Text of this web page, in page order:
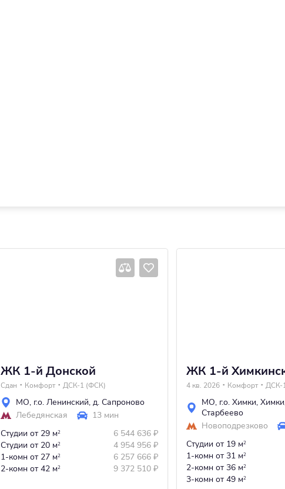
ЖК 1-й Донской
Сдан Комфорт ДСК-1 (ФСК)
МО, г.о. Ленинский, д. Сапроново
Лебедянская
13 мин
Студии от 29 м2 6 544 636 ₽
Студии от 20 м2 4 954 956 ₽
1-комн от 27 м2 6 257 666 ₽
2-комн от 42 м2 9 372 510 ₽
ЖК 1-й
4 кв. 2026 Комфорт ДСК-
МО, г.о. Химки, Химки
Старбеево
Новоподрезково
Студии от 19 м2
1-комн от 31 м2
2-комн от 36 м2
3-комн от 49 м2